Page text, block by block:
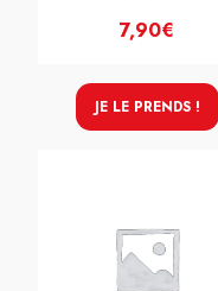
7,90€
JE LE PRENDS !